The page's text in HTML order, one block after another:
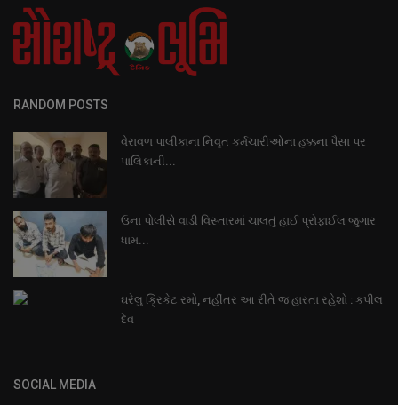
RANDOM POSTS
વેરાવળ પાલીકાના નિવૃત કર્મચારીઓના હક્કના પૈસા પર
પાલિકાની...
ઉના પોલીસે વાડી વિસ્તારમાં ચાલતું હાઈ પ્રોફાઈલ જુગાર
ધામ...
ઘરેલુ ક્રિકેટ રમો, નહીંતર આ રીતે જ હારતા રહેશો : કપીલ
દેવ
SOCIAL MEDIA